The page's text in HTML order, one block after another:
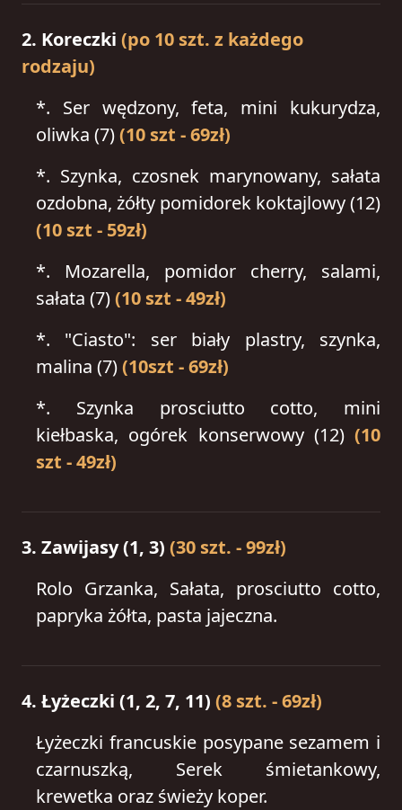
2. Koreczki (po 10 szt. z każdego
rodzaju)
*. Ser wędzony, feta, mini kukurydza,
oliwka (7)(10 szt - 69zł)
*. Szynka, czosnek marynowany, sałata
ozdobna, żółty pomidorek koktajlowy (12)
(10 szt - 59zł)
*. Mozarella, pomidor cherry, salami,
sałata (7)(10 szt - 49zł)
*. "Ciasto": ser biały plastry, szynka,
malina (7)(10szt - 69zł)
*. Szynka prosciutto cotto, mini
kiełbaska, ogórek konserwowy (12) (10
szt - 49zł)
3. Zawijasy (1, 3) (30 szt. - 99zł)
Rolo Grzanka, Sałata, prosciutto cotto,
papryka żółta, pasta jajeczna.
4. Łyżeczki (1, 2, 7, 11) (8 szt. - 69zł)
Łyżeczki francuskie posypane sezamem i
czarnuszką, Serek śmietankowy,
krewetka oraz świeży koper.